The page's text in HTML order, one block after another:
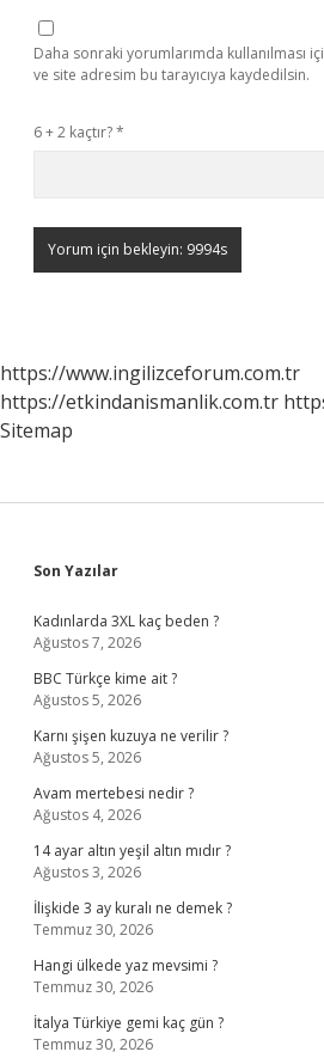
Daha sonraki yorumlarımda kullanılması
ve site adresim bu tarayıcıya kaydedilsin.
6 + 2 kaçtır?*
https://www.ingilizceforum.com.tr
https://etkindanismanlik.com.tr
Sitemap
Sidebar
Son Yazılar
Kadınlarda 3XL kaç beden ?
Ağustos 7, 2026
BBC Türkçe kime ait ?
Ağustos 5, 2026
Karnı şişen kuzuya ne verilir ?
Ağustos 5, 2026
Avam mertebesi nedir ?
Ağustos 4, 2026
14 ayar altın yeşil altın mıdır ?
Ağustos 3, 2026
İlişkide 3 ay kuralı ne demek ?
Temmuz 30, 2026
Hangi ülkede yaz mevsimi ?
Temmuz 30, 2026
İtalya Türkiye gemi kaç gün ?
Temmuz 30, 2026